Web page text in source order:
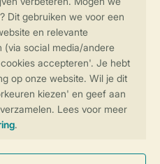
gegevens &